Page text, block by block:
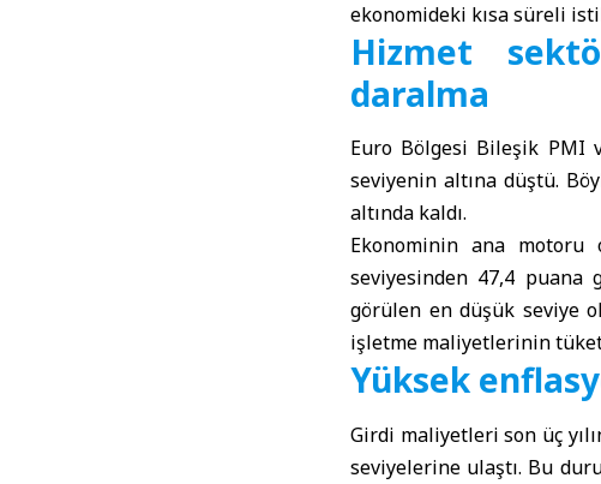
ekonomideki kısa süreli
Hizmet
daralma
Euro Bölgesi Bileşik PMI
seviyenin altına düştü.
altında kaldı.
Ekonominin ana
seviyesinden 47,4 puana
görülen en düşük seviye
işletme maliyetlerinin
Yüksek
Girdi maliyetleri son üç
seviyelerine ulaştı. Bu